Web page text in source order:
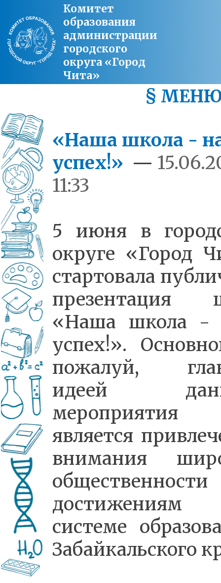
Комитет
образования
администрации
городского
округа «Город
Чита»
§
«Наша школа -
успех!» —
11:33
5 июня в
округе «Город
стартовала
презентация
«Наша школа -
успех!».
пожалуй,
идеей
мероприятия
является
внимания
системе
Забайкальского